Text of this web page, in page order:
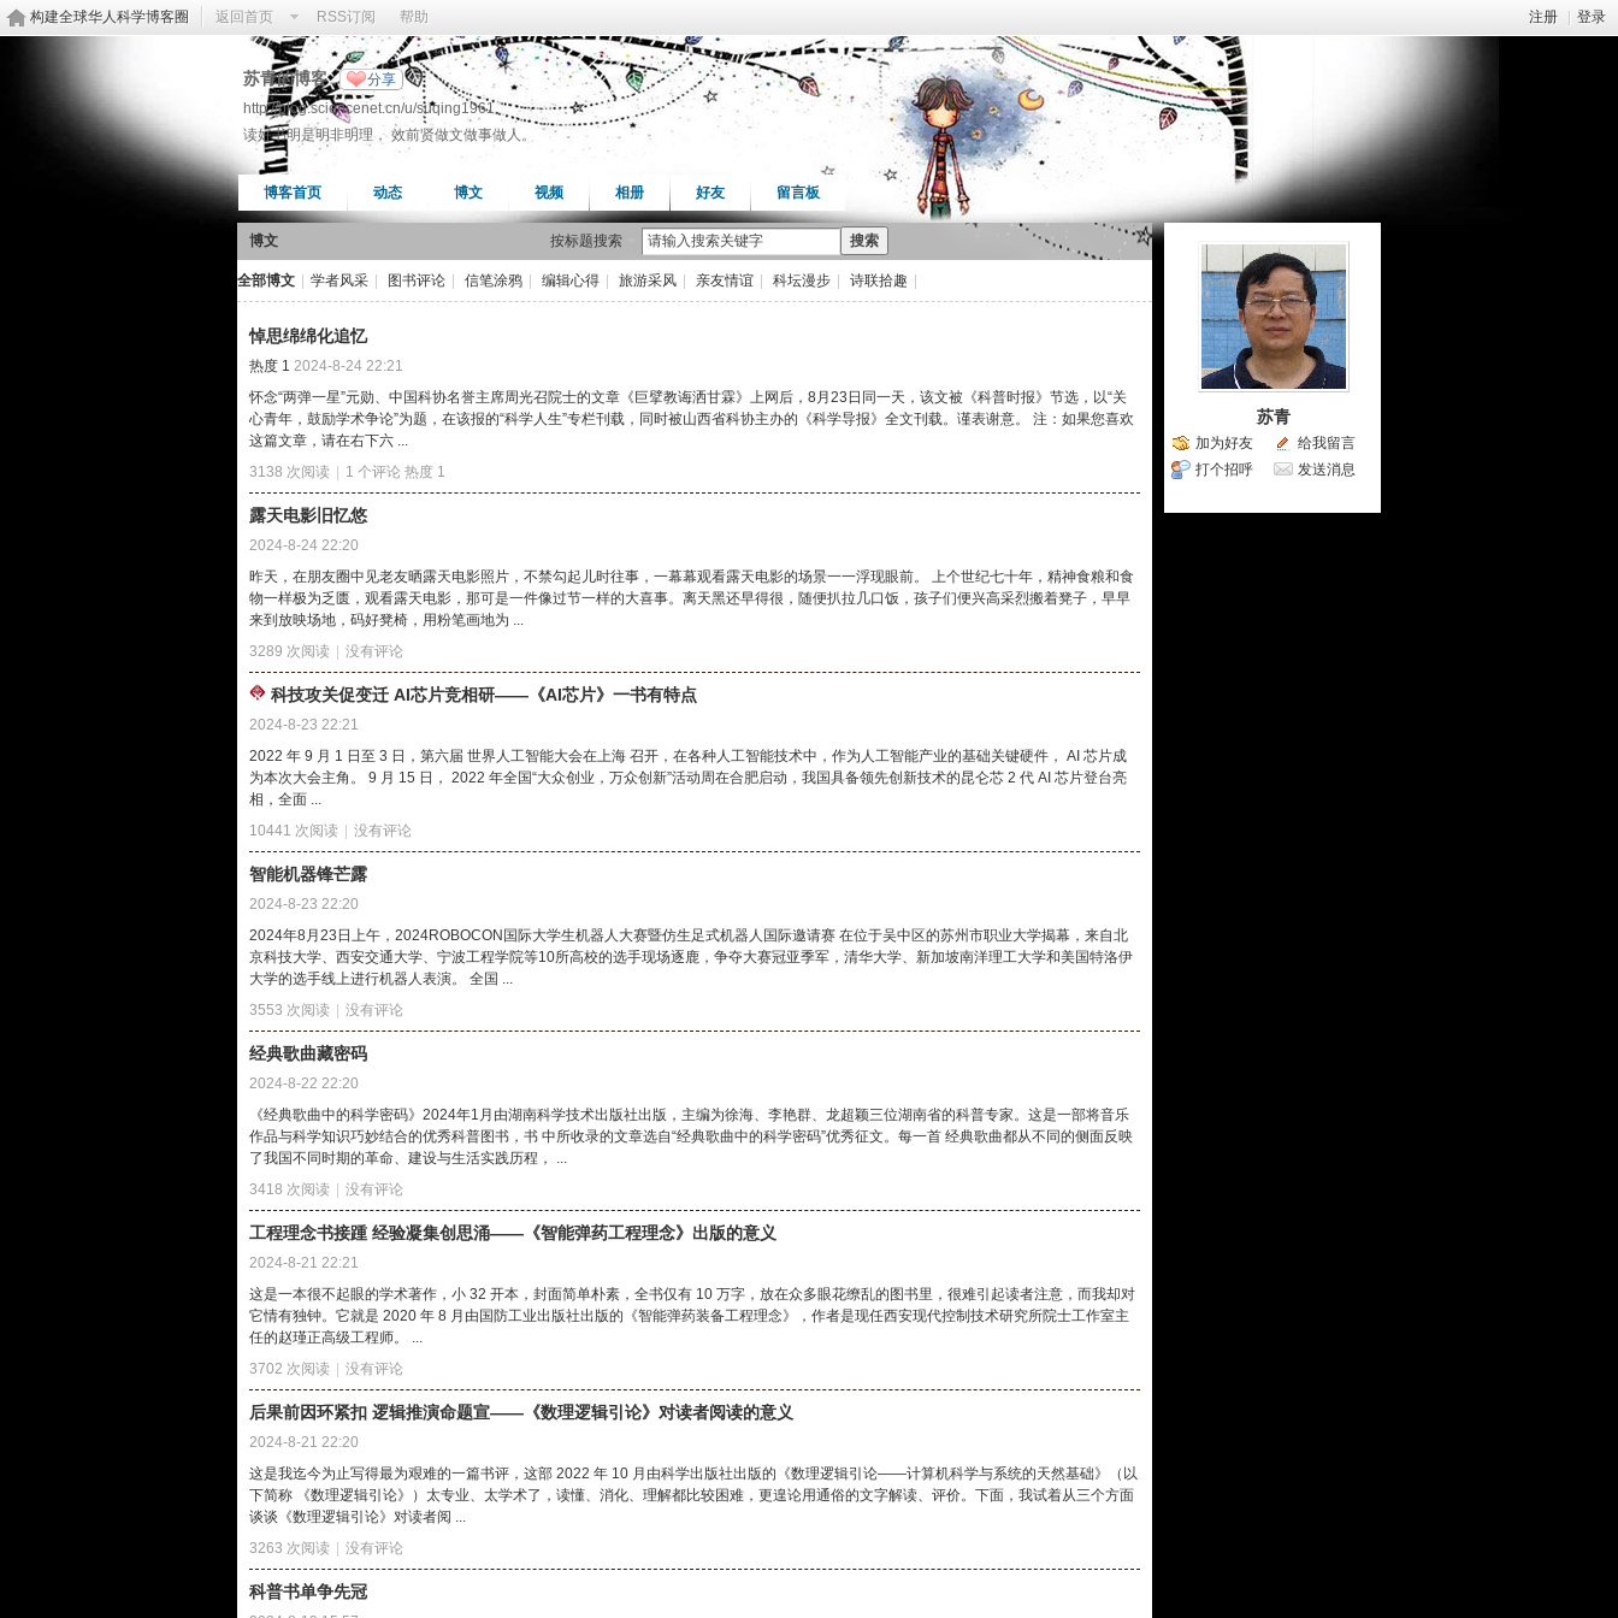
注册 登录
构建全球华人科学博客圈 返回首页 RSS订阅 帮助
苏青的博客 分享
http://blog.sciencenet.cn/u/suqing1961
读好书明是明非明理， 效前贤做文做事做人。
博客首页 动态 博文 视频 相册 好友 留言板
博文 按标题搜索 搜索
全部博文 学者风采 图书评论 信笔涂鸦 编辑心得 旅游采风 亲友情谊 科坛漫步 诗联拾趣
悼思绵绵化追忆
热度 1 2024-8-24 22:21
怀念“两弹一星”元勋、中国科协名誉主席周光召院士的文章《巨擘教诲洒甘霖》上网后，8月23日同一天，该文被《科普时报》节选，以“关
心青年，鼓励学术争论”为题，在该报的“科学人生”专栏刊载，同时被山西省科协主办的《科学导报》全文刊载。谨表谢意。 注：如果您喜欢
这篇文章，请在右下六 ...
3138 次阅读
1 个评论 热度 1
露天电影旧忆悠
2024-8-24 22:20
昨天，在朋友圈中见老友晒露天电影照片，不禁勾起儿时往事，一幕幕观看露天电影的场景一一浮现眼前。 上个世纪七十年，精神食粮和食
物一样极为乏匮，观看露天电影，那可是一件像过节一样的大喜事。离天黑还早得很，随便扒拉几口饭，孩子们便兴高采烈搬着凳子，早早
来到放映场地，码好凳椅，用粉笔画地为 ...
3289 次阅读
没有评论
科技攻关促变迁 AI芯片竞相研——《AI芯片》一书有特点
2024-8-23 22:21
2022 年 9 月 1 日至 3 日，第六届 世界人工智能大会在上海 召开，在各种人工智能技术中，作为人工智能产业的基础关键硬件， AI 芯片成
为本次大会主角。 9 月 15 日， 2022 年全国“大众创业，万众创新”活动周在合肥启动，我国具备领先创新技术的昆仑芯 2 代 AI 芯片登台亮
相，全面 ...
10441 次阅读
没有评论
智能机器锋芒露
2024-8-23 22:20
2024年8月23日上午，2024ROBOCON国际大学生机器人大赛暨仿生足式机器人国际邀请赛 在位于吴中区的苏州市职业大学揭幕，来自北
京科技大学、西安交通大学、宁波工程学院等10所高校的选手现场逐鹿，争夺大赛冠亚季军，清华大学、新加坡南洋理工大学和美国特洛伊
大学的选手线上进行机器人表演。 全国 ...
3553 次阅读
没有评论
经典歌曲藏密码
2024-8-22 22:20
《经典歌曲中的科学密码》2024年1月由湖南科学技术出版社出版，主编为徐海、李艳群、龙超颖三位湖南省的科普专家。这是一部将音乐
作品与科学知识巧妙结合的优秀科普图书，书 中所收录的文章选自“经典歌曲中的科学密码”优秀征文。每一首 经典歌曲都从不同的侧面反映
了我国不同时期的革命、建设与生活实践历程， ...
3418 次阅读
没有评论
工程理念书接踵 经验凝集创思涌——《智能弹药工程理念》出版的意义
2024-8-21 22:21
这是一本很不起眼的学术著作，小 32 开本，封面简单朴素，全书仅有 10 万字，放在众多眼花缭乱的图书里，很难引起读者注意，而我却对
它情有独钟。它就是 2020 年 8 月由国防工业出版社出版的《智能弹药装备工程理念》，作者是现任西安现代控制技术研究所院士工作室主
任的赵瑾正高级工程师。 ...
3702 次阅读
没有评论
后果前因环紧扣 逻辑推演命题宣——《数理逻辑引论》对读者阅读的意义
2024-8-21 22:20
这是我迄今为止写得最为艰难的一篇书评，这部 2022 年 10 月由科学出版社出版的《数理逻辑引论——计算机科学与系统的天然基础》（以
下简称 《数理逻辑引论》）太专业、太学术了，读懂、消化、理解都比较困难，更遑论用通俗的文字解读、评价。下面，我试着从三个方面
谈谈《数理逻辑引论》对读者阅 ...
3263 次阅读
没有评论
科普书单争先冠
苏青
加为好友
给我留言
打个招呼
发送消息